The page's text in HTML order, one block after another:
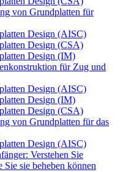
von Grundplatten für
Design (AISC)
Design (CSA)
Design (IM)
für Zug und
Design (AISC)
Design (IM)
Design (CSA)
von Grundplatten für das
Design (AISC)
Verstehen Sie
sie beheben können